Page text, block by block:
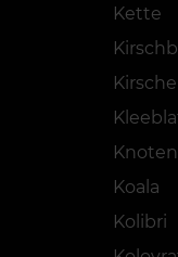
Kette
Kirsche
Knoten
Koala
Kolibri